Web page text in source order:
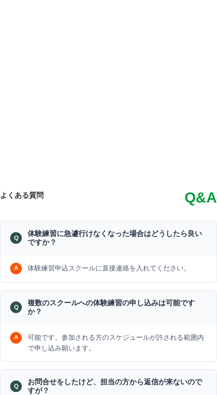
よくある質問 Q&A
体験練習に急遽行けなくなった場合はどうしたら良い
ですか？
体験練習申込スクールに直接連絡を入れてください。
複数のスクールへの体験練習の申し込みは可能です
か？
可能です。参加される方のスケジュールが許される範囲内
で申し込み願います。
お問合せをしたけど、担当の方から返信が来ないので
すが？